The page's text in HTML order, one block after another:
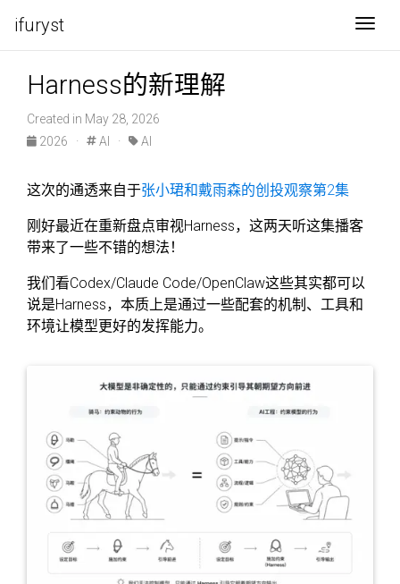
ifuryst
Harness的新理解
Created in May 28, 2026
2026
· AI · AI
这次的通透来自于张小珺和戴雨森的创投观察第2集
刚好最近在重新盘点审视Harness，这两天听这集播客
带来了一些不错的想法！
我们看Codex/Claude Code/OpenClaw这些其实都可以
说是Harness，本质上是通过一些配套的机制、工具和
环境让模型更好的发挥能力。